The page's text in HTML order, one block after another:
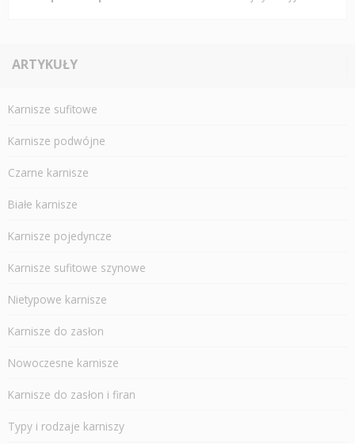
ARTYKUŁY
Karnisze sufitowe
Karnisze podwójne
Czarne karnisze
Białe karnisze
Karnisze pojedyncze
Karnisze sufitowe szynowe
Nietypowe karnisze
Karnisze do zasłon
Nowoczesne karnisze
Karnisze do zasłon i firan
Typy i rodzaje karniszy